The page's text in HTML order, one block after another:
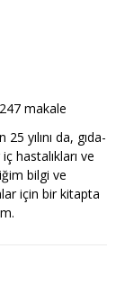
247 makale
yılını da, gıda-
hastalıkları ve
bilgi ve
için bir kitapta